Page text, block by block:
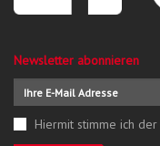
Newsletter abonnieren
Hiermit stimme ich der